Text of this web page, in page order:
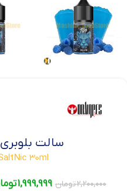
سالت بلوبری
30ml
2,200,000تومان 1,999,999